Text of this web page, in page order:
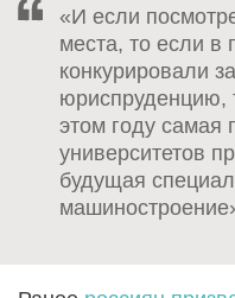
«И если
места, то если в
конкурировали
юриспруденцию,
этом году самая
университетов
будущая